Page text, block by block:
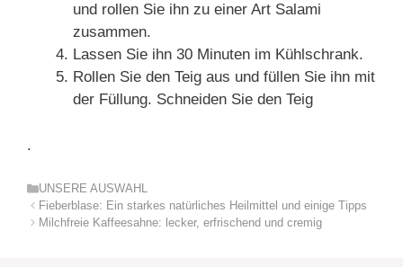
und rollen Sie ihn zu einer Art Salami
zusammen.
Lassen Sie ihn 30 Minuten im Kühlschrank.
Rollen Sie den Teig aus und füllen Sie ihn mit
der Füllung. Schneiden Sie den Teig
.
Kategorien
UNSERE AUSWAHL
Fieberblase: Ein starkes natürliches Heilmittel und einige Tipps
Milchfreie Kaffeesahne: lecker, erfrischend und cremig